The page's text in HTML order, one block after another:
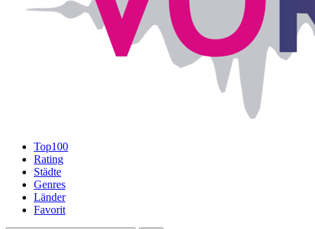
Top100
Rating
Städte
Genres
Länder
Favorit